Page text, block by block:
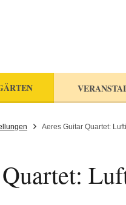
Aeres Guitar Quartet: